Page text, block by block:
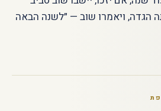
הגדה, ויאמרו שוב — ״לשנה הבאה